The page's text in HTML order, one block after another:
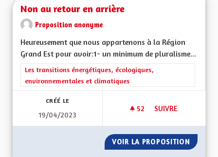
Non au retour en arrière
Proposition anonyme
Heureusement que nous appartenons à la Région
Grand Est pour avoir:1- un minimum de pluralisme...
Filtrer les résultats de la catégorie : Les transitions
Les transitions énergétiques, écologiques,
environnementales et climatiques
CRÉÉ LE
19/04/2023
52 52 ABONNÉS
SUIVRE
VOIR LA PROPOSITION NON